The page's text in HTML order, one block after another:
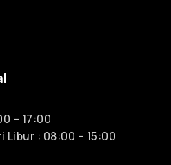
– 17:00
Libur : 08:00 – 15:00